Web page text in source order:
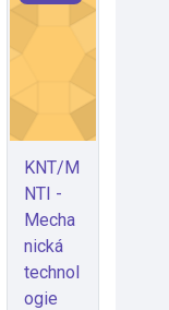
KNT/M
NTI -
Mecha
nická
technol
ogie